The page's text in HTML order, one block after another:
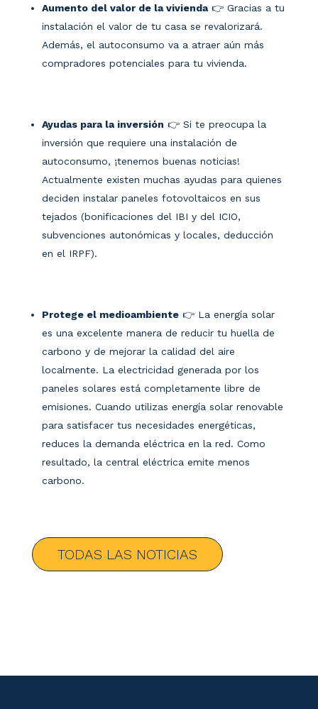
Aumento del valor de la vivienda👉 Gracias a tu
instalación el valor de tu casa se revalorizará.
Además, el autoconsumo va a atraer aún más
compradores potenciales para tu vivienda.
Ayudas para la inversión 👉 Si te preocupa la
inversión que requiere una instalación de
autoconsumo, ¡tenemos buenas noticias!
Actualmente existen muchas ayudas para quienes
deciden instalar paneles fotovoltaicos en sus
tejados (bonificaciones del IBI y del ICIO,
subvenciones autonómicas y locales, deducción
en el IRPF).
Protege el medioambiente👉 La energía solar
es una excelente manera de reducir tu huella de
carbono y de mejorar la calidad del aire
localmente. La electricidad generada por los
paneles solares está completamente libre de
emisiones. Cuando utilizas energía solar renovable
para satisfacer tus necesidades energéticas,
reduces la demanda eléctrica en la red. Como
resultado, la central eléctrica emite menos
carbono.
TODAS LAS NOTICIAS